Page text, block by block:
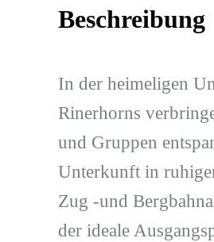
Beschreibung
In der heimeligen
Rinerhorns
und Gruppen
Unterkunft in
Zug -und
der ideale